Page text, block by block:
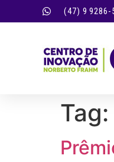
(47) 9 9286-
Tag: